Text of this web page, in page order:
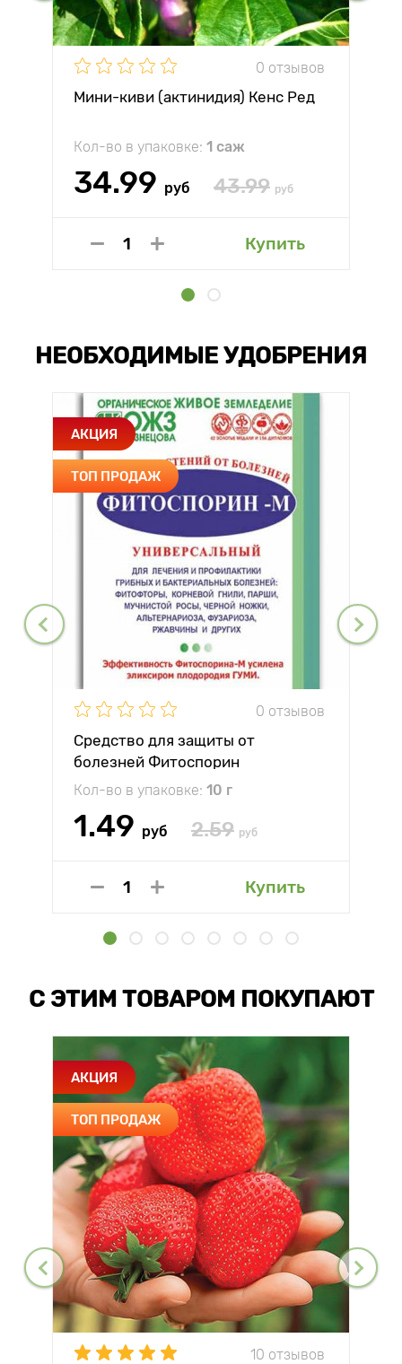
0 отзывов
Мини-киви (актинидия) Кенс Ред
Кол-во в упаковке: 1 саж
34.99 руб 43.99 руб
Купить
НЕОБХОДИМЫЕ УДОБРЕНИЯ
АКЦИЯ
ТОП ПРОДАЖ
0 отзывов
Средство для защиты от
болезней Фитоспорин
Кол-во в упаковке: 10 г
1.49 руб 2.59 руб
Купить
С ЭТИМ ТОВАРОМ ПОКУПАЮТ
АКЦИЯ
ТОП ПРОДАЖ
10 отзывов